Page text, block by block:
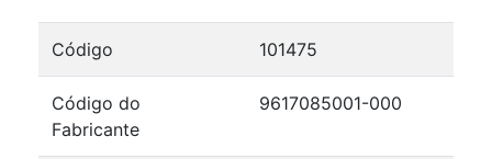
Código 101475
Código do
Fabricante
9617085001-000